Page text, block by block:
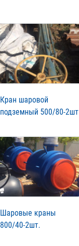
Кран шаровой
подземный 500/80-2шт
Шаровые краны
800/40-2шт.